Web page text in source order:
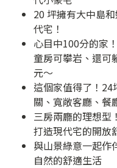
20 坪擁有大中島
代宅！
心目中100分的家
童房可攀岩、還可
元～
這個家值得了！
關、寬敞客廳、餐
三房兩廳的理想型
打造現代宅的開放
與山景綠意一起作
自然的舒適生活